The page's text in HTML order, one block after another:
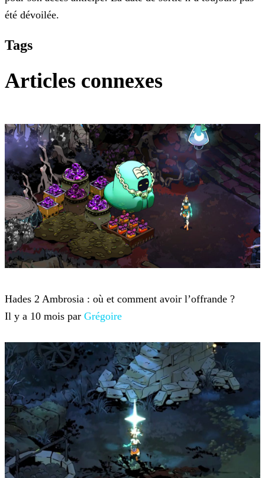
été dévoilée.
Tags
Articles connexes
Hades 2 Ambrosia : où et comment avoir l’offrande ?
Il y a 10 mois par Grégoire